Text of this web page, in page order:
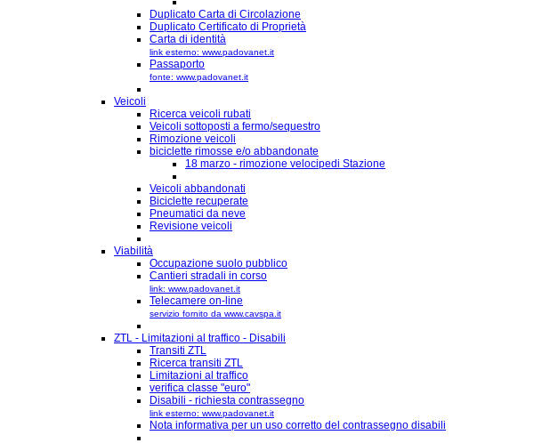
Duplicato Carta di Circolazione
Duplicato Certificato di Proprietà
Carta di identità
link esterno: www.padovanet.it
Passaporto
fonte: www.padovanet.it
Veicoli
Ricerca veicoli rubati
Veicoli sottoposti a fermo/sequestro
Rimozione veicoli
biciclette rimosse e/o abbandonate
18 marzo - rimozione velocipedi Stazione
Veicoli abbandonati
Biciclette recuperate
Pneumatici da neve
Revisione veicoli
Viabilità
Occupazione suolo pubblico
Cantieri stradali in corso
link: www.padovanet.it
Telecamere on-line
servizio fornito da www.cavspa.it
ZTL - Limitazioni al traffico - Disabili
Transiti ZTL
Ricerca transiti ZTL
Limitazioni al traffico
verifica classe "euro"
Disabili - richiesta contrassegno
link esterno: www.padovanet.it
Nota informativa per un uso corretto del contrassegno disabili